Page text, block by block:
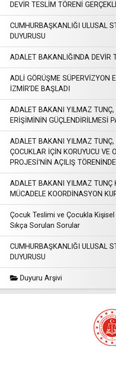
DEVİR TESLİM TÖRENİ
CUMHURBAŞKANLIĞI ULUSAL
DUYURUSU
ADALET BAKANLIĞINDA DEVİR
ADLİ GÖRÜŞME SÜPERVİZYON
İZMİR'DE BAŞLADI
ADALET BAKANI YILMAZ
ERİŞİMİNİN GÜÇLENDİRİLMESİ
ADALET BAKANI YILMAZ TUNÇ,
ÇOCUKLAR İÇİN KORUYUCU VE
PROJESİ'NİN AÇILIŞ
ADALET BAKANI YILMAZ TUNÇ
MÜCADELE KOORDİNASYON
Çocuk Teslimi ve Çocukla
Sıkça Sorulan Sorular
CUMHURBAŞKANLIĞI ULUSAL
DUYURUSU
Duyuru Arşivi